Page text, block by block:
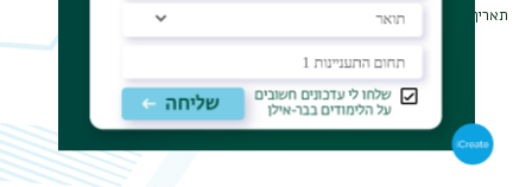
תאריך עדכון אחרון : 01/03/2023